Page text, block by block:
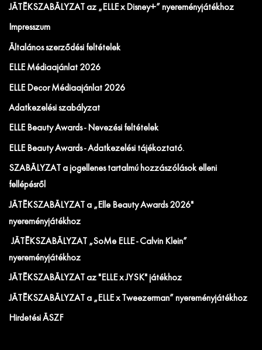
JÁTÉKSZABÁLYZAT az „ELLE x Disney+” nyereményjátékhoz
Impresszum
Általános szerződési feltételek
ELLE Médiaajánlat 2026
ELLE Decor Médiaajánlat 2026
Adatkezelési szabályzat
ELLE Beauty Awards - Nevezési feltételek
ELLE Beauty Awards - Adatkezelési tájékoztató.
SZABÁLYZAT a jogellenes tartalmú hozzászólások elleni
fellépésről
JÁTÉKSZABÁLYZAT a „Elle Beauty Awards 2026"
nyereményjátékhoz
JÁTÉKSZABÁLYZAT „SoMe ELLE - Calvin Klein”
nyereményjátékhoz
JÁTÉKSZABÁLYZAT az "ELLE x JYSK" játékhoz
JÁTÉKSZABÁLYZAT a „ELLE x Tweezerman” nyereményjátékhoz
Hirdetési ÁSZF